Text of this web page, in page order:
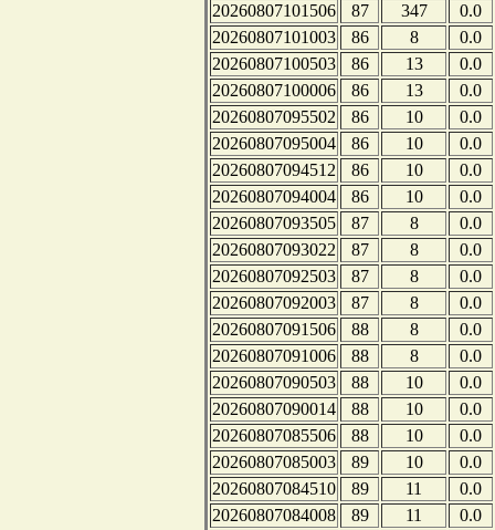
20260807101506
87 347
0.0
20260807101003
86 8
0.0
20260807100503
86 13
0.0
20260807100006
86 13
0.0
20260807095502
86 10
0.0
20260807095004
86 10
0.0
20260807094512
86 10
0.0
20260807094004
86 10
0.0
20260807093505
87 8
0.0
20260807093022
87 8
0.0
20260807092503
87 8
0.0
20260807092003
87 8
0.0
20260807091506
88 8
0.0
20260807091006
88 8
0.0
20260807090503
88 10
0.0
20260807090014
88 10
0.0
20260807085506
88 10
0.0
20260807085003
89 10
0.0
20260807084510
89 11
0.0
20260807084008
89 11
0.0